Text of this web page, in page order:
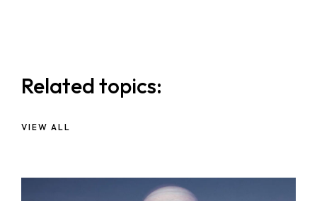
Related topics:
VIEW ALL